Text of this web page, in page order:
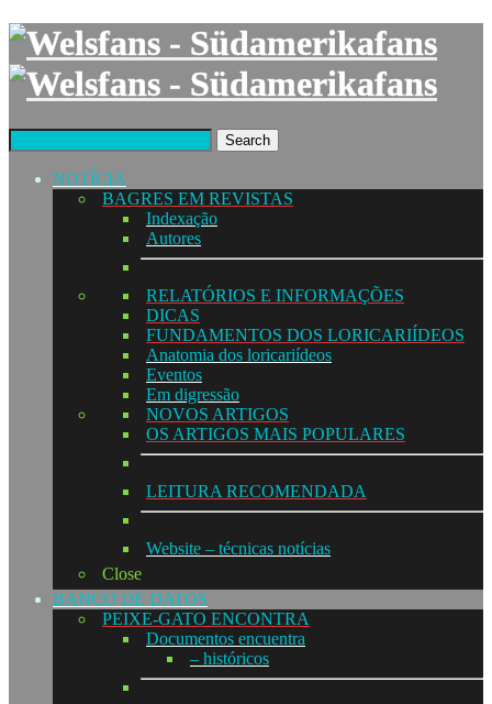
Search
NOTÍCIA
BAGRES EM REVISTAS
Indexação
Autores
RELATÓRIOS E INFORMAÇÕES
DICAS
FUNDAMENTOS DOS LORICARIÍDEOS
Anatomia dos loricariídeos
Eventos
Em digressão
NOVOS ARTIGOS
OS ARTIGOS MAIS POPULARES
LEITURA RECOMENDADA
Website – técnicas notícias
Close
BANCO DE DATOS
PEIXE-GATO ENCONTRA
Documentos encuentra
– históricos